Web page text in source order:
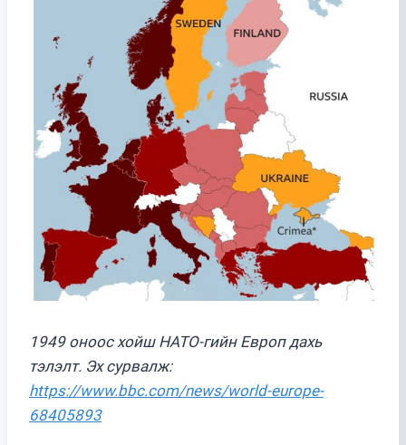
1949 оноос хойш НАТО-гийн Европ дахь
тэлэлт. Эх сурвалж:
https://www.bbc.com/news/world-europe-
68405893